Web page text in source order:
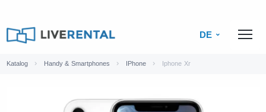
DE
Katalog Handy & Smartphones IPhone Iphone Xr